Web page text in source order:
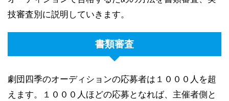
技審査別に説明していきます。
書類審査
劇団四季のオーディションの応募者は１０００人を超
えます。１０００人ほどの応募となれば、主催者側と